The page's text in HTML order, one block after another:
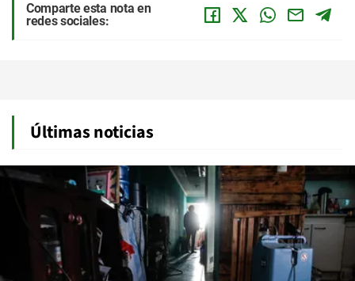
Comparte esta nota en
redes sociales:
Últimas noticias